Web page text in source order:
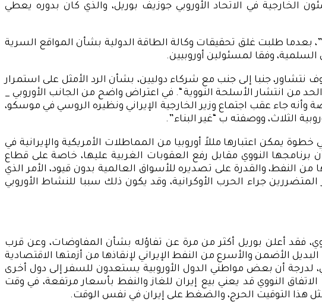
الخارجية في الاتحاد الأوروبي جوزيف بوريل، والذي كان بدوره يعطي
بعدما طلبت غلق تحقيقات وكالة الطاقة الدولية بشأن المواقع السرية
وفقا لمسئولين أوروبيين.
جنبا إلى جنب مع شركاء دوليين، بشأن الرد الأمثل على استمرار
من انتشار الأسلحة النووية “. في اعتراض واضح من الجانب الأوروبي _
وأنه جاء عقب اجتماع وزير الخارجية الإيراني ونظيره الروسي في موسكو،
الثلاث، ووصفته ب “غير البناء”.
يمكن اعتبارها مللاً أوروبيا من المماطلات الأمريكية والإيرانية في
برنامجها النووي مقابل رفع العقوبات الغربية عليها، خاصة على قطاع
من النفط، والقدرة على تصديره للأسواق العالمية بدون قيود، الأمر الذي
جراء الحرب الأوكرانية، وقد يكون ذلك سببا للنشاط الأوروبي
فقد أعلن بوريل أكثر من مرة عن تفاؤله بشأن المفاوضات، وعن قرب
الأضمن والأسرع من النفط الإيراني لإنقاذها من أزمتها الاقتصادية
لدرجة أن بعض مواطني الدول الأوروبية يستعدون للسفر إلى دول أخرى
النووي قد يعني بيع إيران للغاز والنفط بأسعار مرتفعة، في وقت
مثل هذا التوقيت الحرج، والضغط على إيران في نفس الوقت.